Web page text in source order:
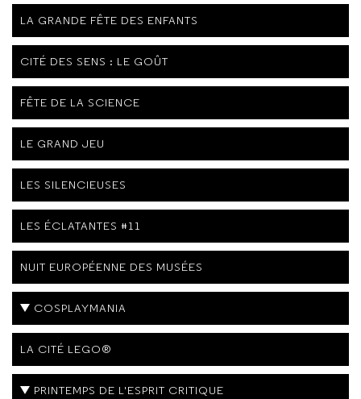
LA GRANDE FÊTE DES ENFANTS
CITÉ DES SENS : LE GOÛT
FÊTE DE LA SCIENCE
LE GRAND JEU
LES SILENCIEUSES
LES ÉCLATANTES #11
NUIT EUROPÉENNE DES MUSÉES
COSPLAYMANIA
LA CITÉ LEGO®
PRINTEMPS DE L'ESPRIT CRITIQUE